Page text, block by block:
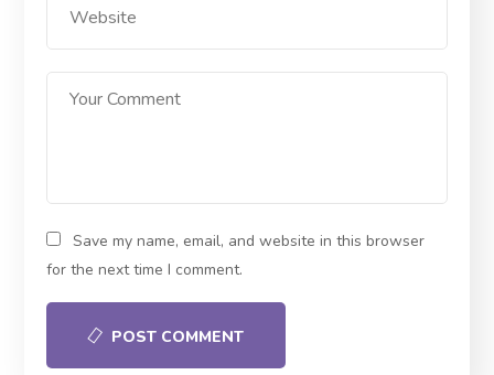
Save my name, email, and website in this browser
for the next time I comment.
POST COMMENT